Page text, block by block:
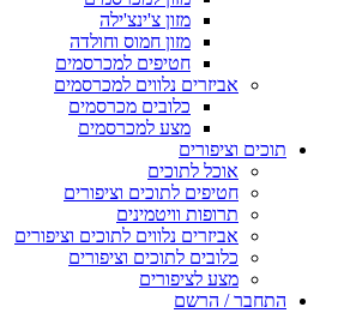
מזון צ'ינצ'ילה
מזון חמוס וחולדה
חטיפים למכרסמים
אביזרים נלווים למכרסמים
כלובים מכרסמים
מצע למכרסמים
תוכים וציפורים
אוכל לתוכים
חטיפים לתוכים וציפורים
תרופות וויטמינים
אביזרים נלווים לתוכים וציפורים
כלובים לתוכים וציפורים
מצע לציפורים
התחבר / הרשם